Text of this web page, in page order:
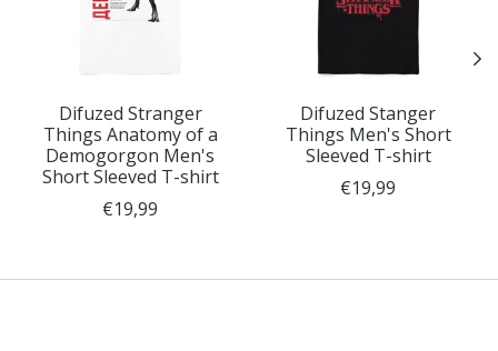
Difuzed Stranger
Things Anatomy of a
Demogorgon Men's
Short Sleeved T-shirt
€19,99
Difuzed Stanger
Things Men's Short
Sleeved T-shirt
€19,99